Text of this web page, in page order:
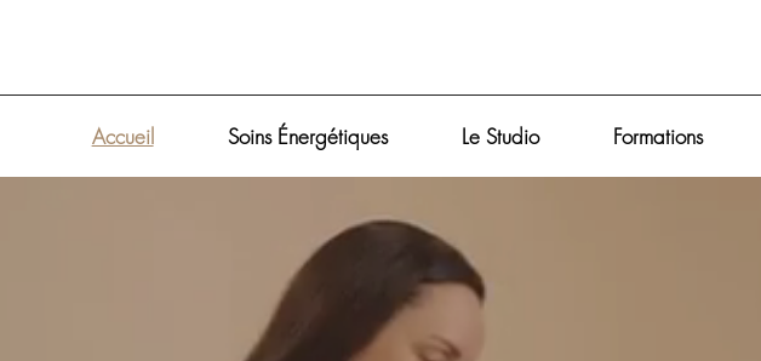
Accueil Soins Énergétiques Le Studio Formations